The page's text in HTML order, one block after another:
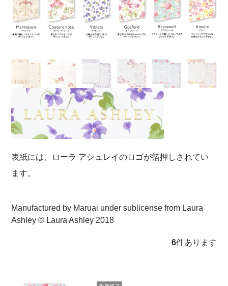
表紙には、ローラ アシュレイのロゴが箔押しされてい
ます。
Manufactured by Maruai under sublicense from Laura
Ashley © Laura Ashley 2018
6件あります